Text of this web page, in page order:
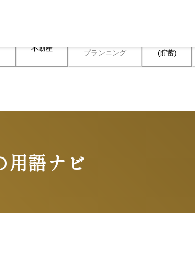
不動産
プランニング
(貯蓄)
用語ナビ